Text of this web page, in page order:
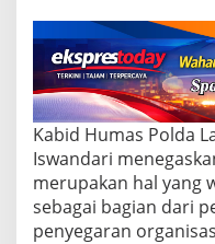
Kabid Humas Polda
Iswandari
merupakan hal yang
sebagai bagian dari
penyegaran